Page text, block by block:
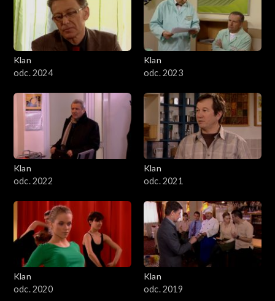
Klan
odc. 2024
Klan
odc. 2023
Klan
odc. 2022
Klan
odc. 2021
Klan
odc. 2020
Klan
odc. 2019